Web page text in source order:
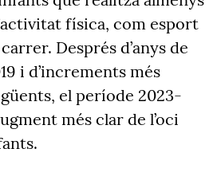
física, com esport
Després d’anys de
i d’increments més
el període 2023-
més clar de l’oci